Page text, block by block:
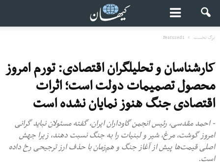
برگ نخست Featured1
کارشناسان و تحلیلگران اقتصادی: تورم امروز
محصول تصمیمات دولت است؛ اثرات
اقتصادی جنگ هنوز نمایان نشده است
- احمد مقدسی، رئیس انجمن گاوداران ایران، گفته مسئولان نباید گرانی
امروز گوشت، مرغ، شیر و لبنیات را به جنگ نسبت دهند، زیرا جهش
اصلی قیمت‌ها پیش از آغاز جنگ و هم‌زمان با حذف ارز ترجیحی رخ داده
است.